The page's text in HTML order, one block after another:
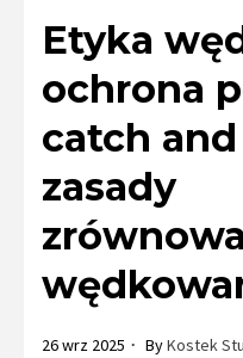
Etyka
ochrona
catch
zasady
26 wrz 2025 ByKostek